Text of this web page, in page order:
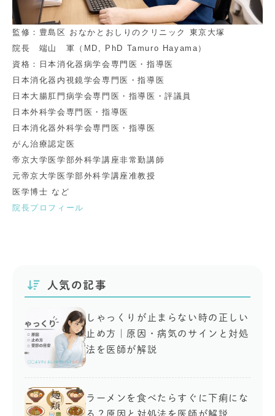
監修：豊島区 おなかとおしりのクリニック 東京大塚
院長 端山 軍（MD, PhD Tamuro Hayama）
資格：日本消化器病学会専門医・指導医
日本消化器内視鏡学会専門医・指導医
日本大腸肛門病学会専門医・指導医・評議員
日本外科学会専門医・指導医
日本消化器外科学会専門医・指導医
がん治療認定医
帝京大学医学部外科学講座非常勤講師
元帝京大学医学部外科学講座准教授
医学博士 など
院長プロフィール
人気の記事
しゃっくりが止まらない時の正しい
止め方｜原因・病気のサインと対処
法を医師が解説
ラーメンを食べたらすぐに下痢にな
る？原因と対処法を医師が解説